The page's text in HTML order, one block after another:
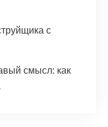
с
смысл: как